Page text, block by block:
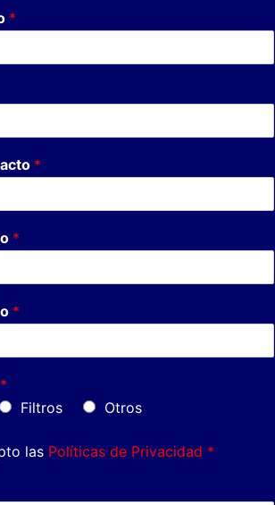
*
*
*
*
*
Filtros Otros
las Políticas de Privacidad *